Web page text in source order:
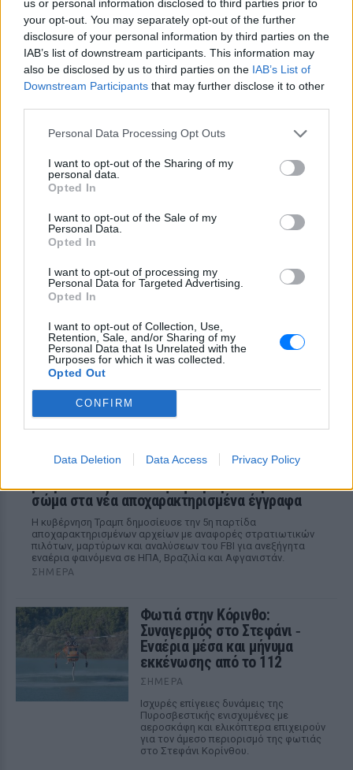
us or personal information disclosed to third parties prior to
your opt-out. You may separately opt-out of the further
disclosure of your personal information by third parties on the
IAB’s list of downstream participants. This information may
also be disclosed by us to third parties on the IAB’s List of
Downstream Participants that may further disclose it to other
Personal Data Processing Opt Outs
I want to opt-out of the Sharing of my
personal data.
Opted In
I want to opt-out of the Sale of my
Personal Data.
Opted In
I want to opt-out of processing my
Personal Data for Targeted Advertising.
Opted In
I want to opt-out of Collection, Use,
Retention, Sale, and/or Sharing of my
Personal Data that Is Unrelated with the
Purposes for which it was collected.
Opted Out
CONFIRM
Data Deletion Data Access Privacy Policy
Folly Beach - τώρα νέο υλικό από το
αστυνομικό τμήμα αποκαλύπτει τη
συμπεριφορά της λίγο μετά τη μοιραία
Τροχαίο στις Σέρρες: «Έχασα τη
γυναίκα και το παιδί μου, τα
έχασα όλα» ‑ Ο πόνος του
ΣΉΜΕΡΑ
Μητέρα 43 ετών και ο 21χρονος γιος της
σκοτώθηκαν σε μετωπική σύγκρουση με
Καταδίωξη στο κέντρο της
μ@@@», του φώναζαν
λευκό όχημα έχασε τον έλεγχο και
καρφώθηκε πάνω σε κολονάκια.
Αρχεία UFO: Αθόρυβα τριγωνικά σκάφη 152
μέτρων και μεταλλική σφαίρα με ανθρώπινο
σώμα στα νέα αποχαρακτηρισμένα έγγραφα
Η κυβέρνηση Τραμπ δημοσίευσε την 5η παρτίδα
αποχαρακτηρισμένων αρχείων με αναφορές στρατιωτικών
πιλότων, μαρτύρων και αναλύσεων του FBI για ανεξήγητα
εναέρια φαινόμενα σε ΗΠΑ, Βραζιλία και Αφγανιστάν.
ΣΉΜΕΡΑ
Φωτιά στην Κόρινθο:
Συναγερμός στο Στεφάνι ‑
Εναέρια μέσα και μήνυμα
εκκένωσης από το 112
ΣΉΜΕΡΑ
Ισχυρές επίγειες δυνάμεις της
Πυροσβεστικής ενισχυμένες με
αεροσκάφη και ελικόπτερα επιχειρούν
για τον άμεσο περιορισμό της φωτιάς
στο Στεφάνι Κορίνθου.